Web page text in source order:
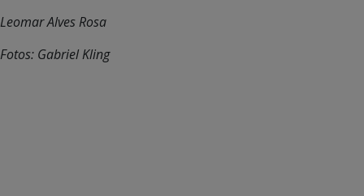
Leomar Alves Rosa
Fotos: Gabriel Kling